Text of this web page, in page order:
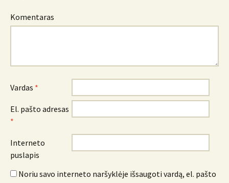
Komentaras
Vardas *
El. pašto adresas
*
Interneto
puslapis
Noriu savo interneto naršyklėje išsaugoti vardą, el. pašto